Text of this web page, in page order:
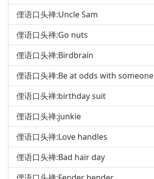
俚语口头禅:Uncle Sam
俚语口头禅:Go nuts
俚语口头禅:Birdbrain
俚语口头禅:Be at odds with someone
俚语口头禅:birthday suit
俚语口头禅:junkie
俚语口头禅:Love handles
俚语口头禅:Bad hair day